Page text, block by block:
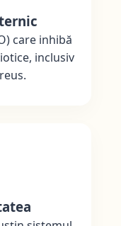
care inhibă
inclusiv